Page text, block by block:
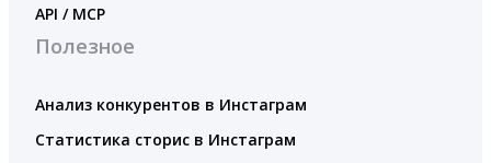
API / MCP
Полезное
Анализ конкурентов в Инстаграм
Статистика сторис в Инстаграм